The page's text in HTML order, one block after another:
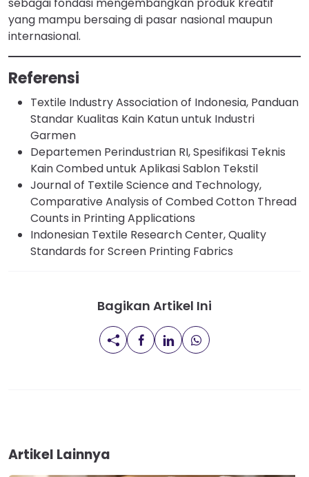
sebagai fondasi mengembangkan produk kreatif
yang mampu bersaing di pasar nasional maupun
internasional.
Referensi
Textile Industry Association of Indonesia, Panduan
Standar Kualitas Kain Katun untuk Industri
Garmen
Departemen Perindustrian RI, Spesifikasi Teknis
Kain Combed untuk Aplikasi Sablon Tekstil
Journal of Textile Science and Technology,
Comparative Analysis of Combed Cotton Thread
Counts in Printing Applications
Indonesian Textile Research Center, Quality
Standards for Screen Printing Fabrics
Bagikan Artikel Ini
Artikel Lainnya